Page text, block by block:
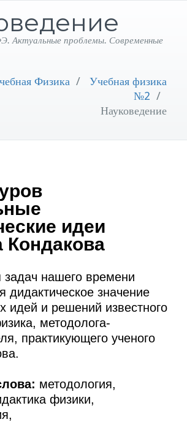
Актуальные проблемы. Современные
Физика / Учебная физика
№2 /
Науковедение
идеи
Кондакова
задач нашего времени
дидактическое значение
идей и решений известного
методолога-
практикующего ученого
методология,
физики,